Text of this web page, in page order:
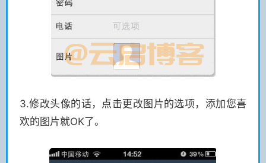
3.修改头像的话，点击更改图片的选项，添加您喜
欢的图片就OK了。